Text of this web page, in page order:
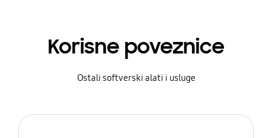
Korisne poveznice
Ostali softverski alati i usluge